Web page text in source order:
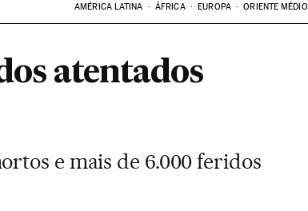
AMÉRICA LATINA ÁFRICA EUROPA ORIENTE MÉDIO
atentados
e mais de 6.000 feridos